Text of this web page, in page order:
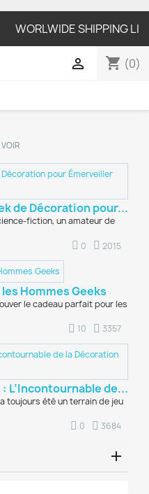
WORLWIDE SHIPPING
shopping_cart (0)

de Décoration pour...
fiction, un amateur de
2015
0
Hommes Geeks
le cadeau parfait pour les
3357
10
L’Incontournable de...
toujours été un terrain de jeu
3684
0